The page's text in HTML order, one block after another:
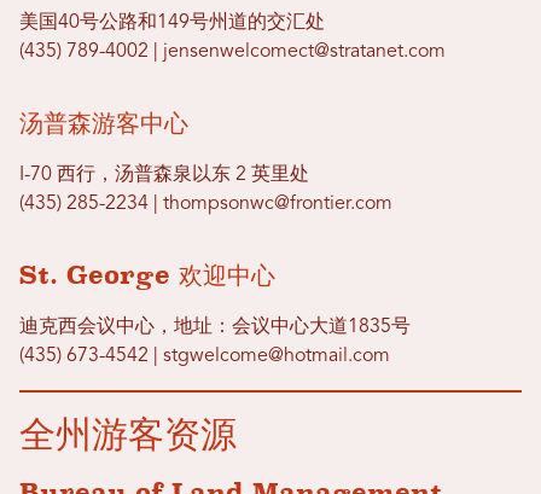
美国40号公路和149号州道的交汇处
(435) 789-4002 | jensenwelcomect@stratanet.com
汤普森游客中心
I-70 西行，汤普森泉以东 2 英里处
(435) 285-2234 | thompsonwc@frontier.com
St. George 欢迎中心
迪克西会议中心，地址：会议中心大道1835号
(435) 673-4542 | stgwelcome@hotmail.com
全州游客资源